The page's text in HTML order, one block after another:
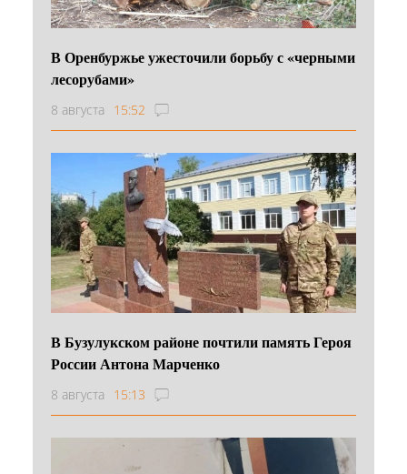
В Оренбуржье ужесточили борьбу с «черными
лесорубами»
8 августа 15:52
В Бузулукском районе почтили память Героя
России Антона Марченко
8 августа 15:13